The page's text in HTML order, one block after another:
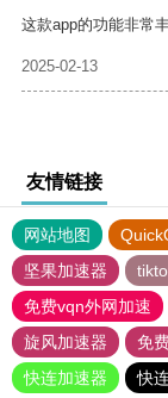
这款app的功能非常
2025-02-13
友情链接
网站地图
坚果加速器
免费vqn外网加速
旋风加速器
免
快连加速器
快